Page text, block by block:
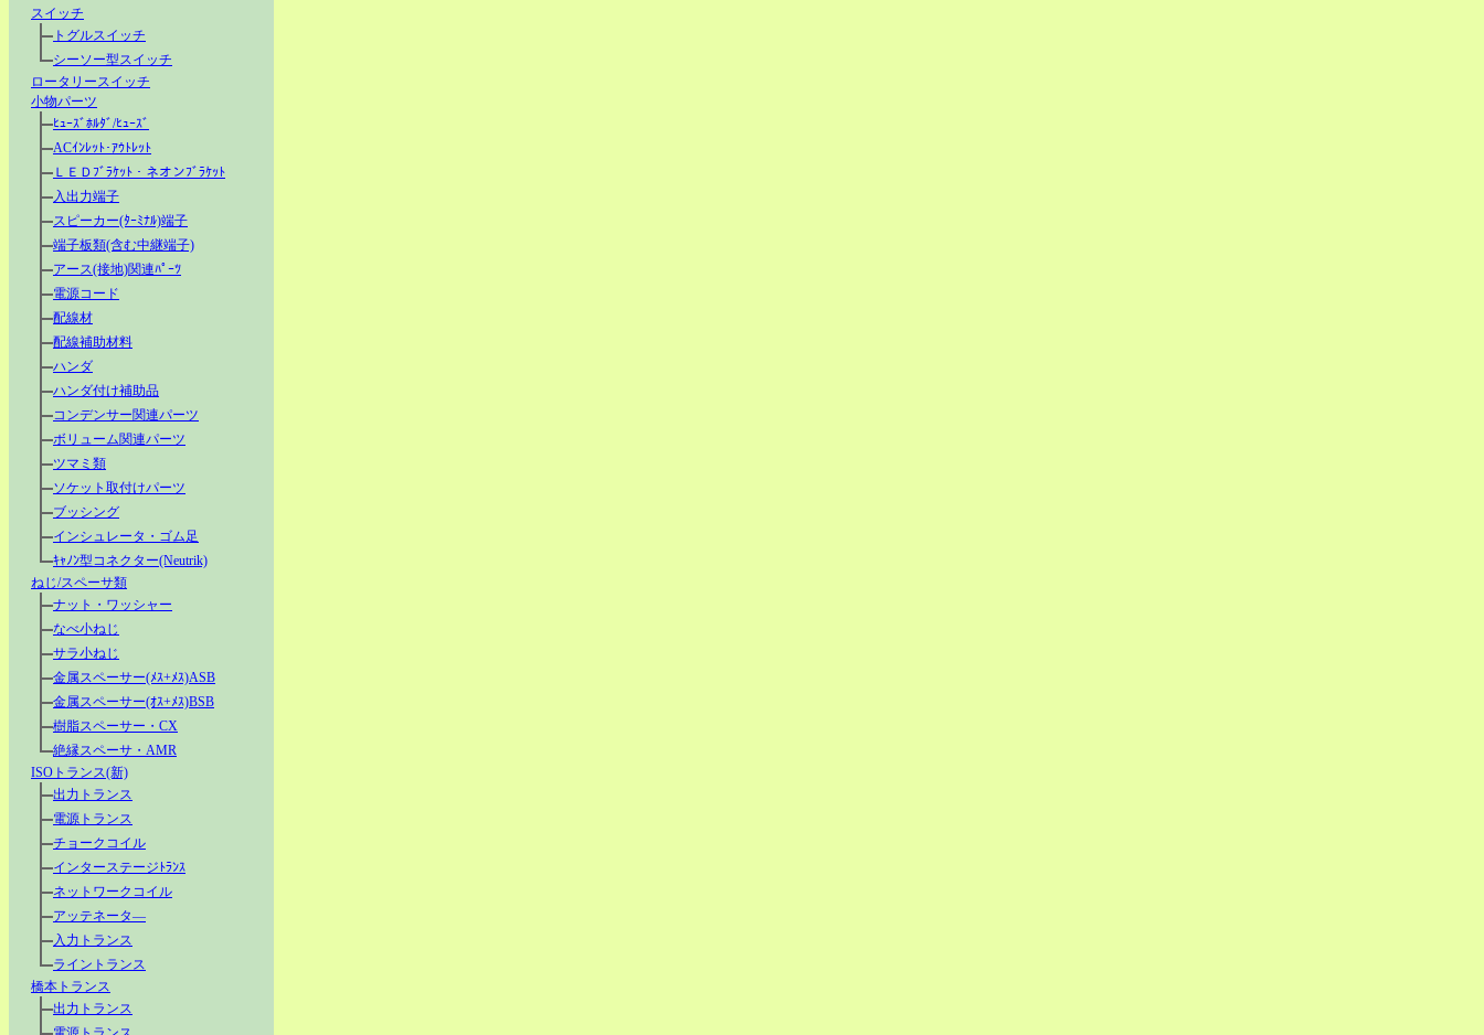
スイッチ
トグルスイッチ
シーソー型スイッチ
ロータリースイッチ
小物パーツ
ﾋｭｰｽﾞﾎﾙﾀﾞ/ﾋｭｰｽﾞ
ACｲﾝﾚｯﾄ･ｱｳﾄﾚｯﾄ
ＬＥＤﾌﾞﾗｹｯﾄ・ネオンﾌﾞﾗｹｯﾄ
入出力端子
スピーカー(ﾀｰﾐﾅﾙ)端子
端子板類(含む中継端子)
アース(接地)関連ﾊﾟｰﾂ
電源コード
配線材
配線補助材料
ハンダ
ハンダ付け補助品
コンデンサー関連パーツ
ボリューム関連パーツ
ツマミ類
ソケット取付けパーツ
ブッシング
インシュレータ・ゴム足
ｷｬﾉﾝ型コネクター(Neutrik)
ねじ/スペーサ類
ナット・ワッシャー
なべ小ねじ
サラ小ねじ
金属スペーサー(ﾒｽ+ﾒｽ)ASB
金属スペーサー(ｵｽ+ﾒｽ)BSB
樹脂スペーサー・CX
絶縁スペーサ・AMR
ISOトランス(新)
出力トランス
電源トランス
チョークコイル
インターステージﾄﾗﾝｽ
ネットワークコイル
アッテネータ―
入力トランス
ライントランス
橋本トランス
出力トランス